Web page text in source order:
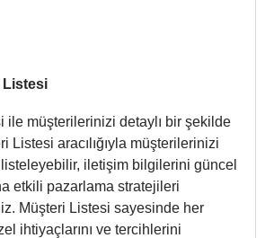
Listesi
ile müşterilerinizi detaylı bir şekilde
Listesi aracılığıyla müşterilerinizi
listeleyebilir, iletişim bilgilerini güncel
etkili pazarlama stratejileri
Müşteri Listesi sayesinde her
ihtiyaçlarını ve tercihlerini